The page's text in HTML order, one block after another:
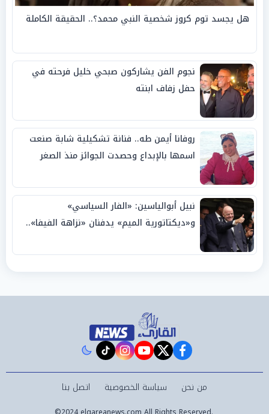
هل يجسد توم كروز شخصية النبي محمد؟.. الحقيقة الكاملة
نجوم الفن يشاركون صبحي خليل فرحته في
حفل زفاف ابنته
روفانا أيمن طه.. فنانة تشكيلية شابة صنعت
اسمها بالإبداع وحصدت الجوائز منذ الصغر
نبيل أبوالياسين: «الفار السياسي»
و«ديكتاتورية الميم» يدفنان «نزاهة الفيفا»..
facebook
twitter
youtube
instagram
tiktok
من نحن سياسة الخصوصية اتصل بنا